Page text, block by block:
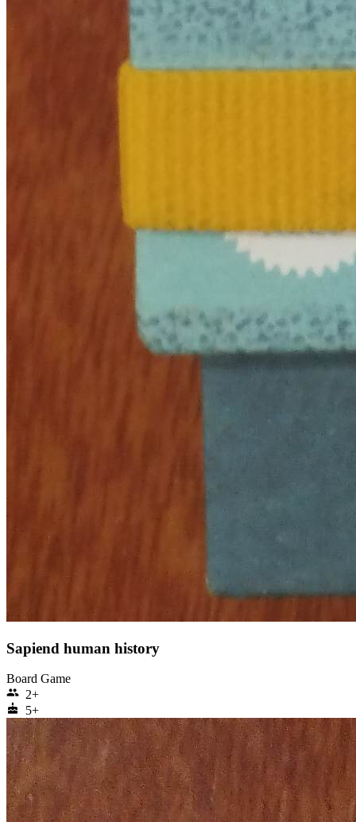
Sapiend human history
Board Game
group 2+
cake 5+